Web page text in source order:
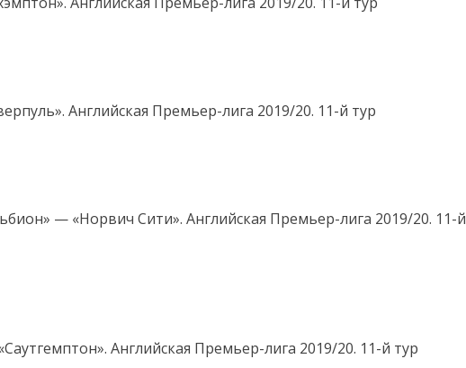
Английская Премьер-лига 2019/20. 11-й тур
— «Норвич Сити». Английская Премьер-лига 2019/20. 11-й
Английская Премьер-лига 2019/20. 11-й тур